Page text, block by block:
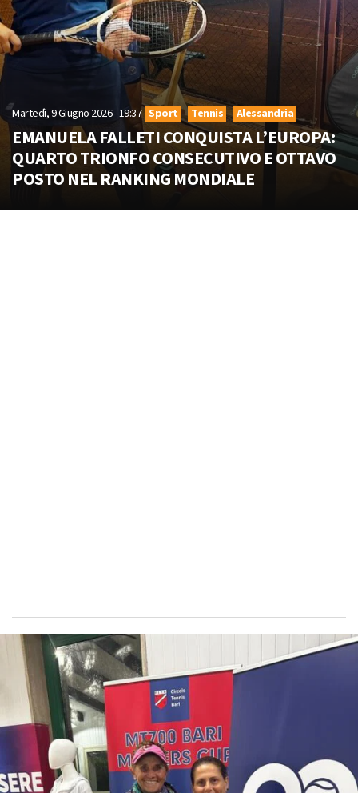
Martedì, 9 Giugno 2026 - 19:37 Sport - Tennis - Alessandria
EMANUELA FALLETI CONQUISTA L’EUROPA:
QUARTO TRIONFO CONSECUTIVO E OTTAVO
POSTO NEL RANKING MONDIALE